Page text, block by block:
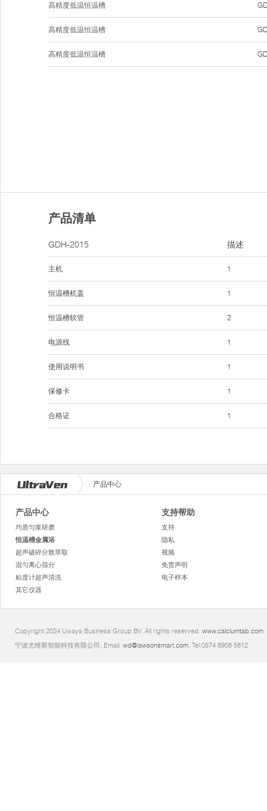
高精度低温恒温槽
高精度低温恒温槽
高精度低温恒温槽
产品清单
GDH-2015
主机
恒温槽机盖
恒温槽软管
电源线
使用说明书
保修卡
合格证
描述
1
1
2
1
1
1
1
产品中心
产品中心
均质匀浆研磨
恒温槽金属浴
超声破碎分散萃取
混匀离心筛分
粘度计超声清洗
其它仪器
支持帮助
支持
隐私
视频
免责声明
电子样本
Copyright 2024 Uways Business Group BV. All rights reserved. www.calciumtab.com
宁波尤维斯智能科技有限公司. Email: wd@lawsonsmart.com. Tel:0574 8908 5812